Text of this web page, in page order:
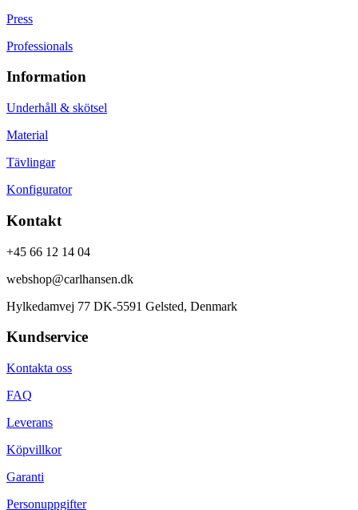
Press
Professionals
Information
Underhåll & skötsel
Material
Tävlingar
Konfigurator
Kontakt
+45 66 12 14 04
webshop@carlhansen.dk
Hylkedamvej 77 DK-5591 Gelsted, Denmark
Kundservice
Kontakta oss
FAQ
Leverans
Köpvillkor
Garanti
Personuppgifter